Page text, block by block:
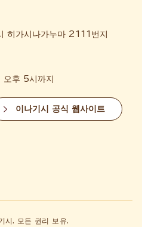
가시나가누마 2111번지
후 5시까지
이나기시 공식 웹사이트
시. 모든 권리 보유.